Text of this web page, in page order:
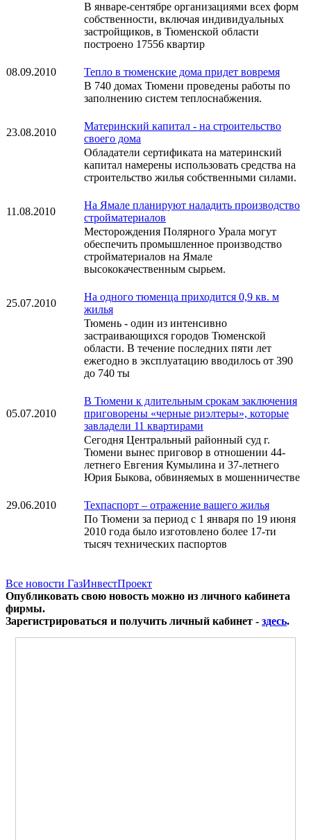
В январе-сентябре организациями всех форм
собственности, включая индивидуальных
застройщиков, в Тюменской области
построено 17556 квартир
08.09.2010
Тепло в тюменские дома придет вовремя
В 740 домах Тюмени проведены работы по
заполнению систем теплоснабжения.
23.08.2010
Материнский капитал - на строительство
своего дома
Обладатели сертификата на материнский
капитал намерены использовать средства на
строительство жилья собственными силами.
11.08.2010
На Ямале планируют наладить производство
стройматериалов
Месторождения Полярного Урала могут
обеспечить промышленное производство
стройматериалов на Ямале
высококачественным сырьем.
25.07.2010
На одного тюменца приходится 0,9 кв. м
жилья
Тюмень - один из интенсивно
застраивающихся городов Тюменской
области. В течение последних пяти лет
ежегодно в эксплуатацию вводилось от 390
до 740 ты
05.07.2010
В Тюмени к длительным срокам заключения
приговорены «черные риэлтеры», которые
завладели 11 квартирами
Сегодня Центральный районный суд г.
Тюмени вынес приговор в отношении 44-
летнего Евгения Кумылина и 37-летнего
Юрия Быкова, обвиняемых в мошенничестве
29.06.2010
Техпаспорт – отражение вашего жилья
По Тюмени за период с 1 января по 19 июня
2010 года было изготовлено более 17-ти
тысяч технических паспортов
Все новости ГазИнвестПроект
Опубликовать свою новость можно из личного кабинета
фирмы.
Зарегистрироваться и получить личный кабинет - здесь.